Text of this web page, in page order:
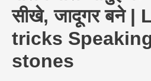
सीखे, जादूगर बने |
tricks
stones